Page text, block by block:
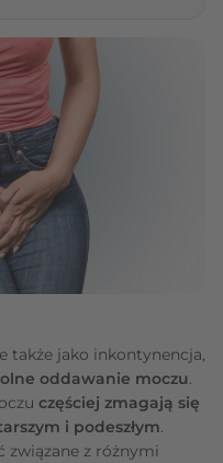
także jako inkontynencja,
oddawanie moczu.
częściej zmagają się
i podeszłym.
związane z różnymi